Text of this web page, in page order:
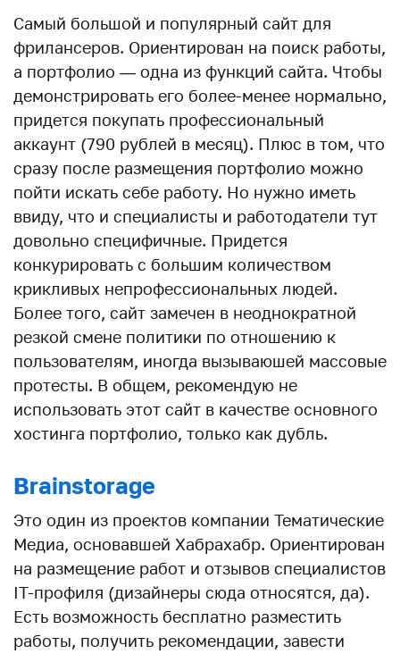
Самый большой и популярный сайт для
фрилансеров. Ориентирован на поиск работы,
а портфолио — одна из функций сайта. Чтобы
демонстрировать его более-менее нормально,
придется покупать профессиональный
аккаунт (790 рублей в месяц). Плюс в том, что
сразу после размещения портфолио можно
пойти искать себе работу. Но нужно иметь
ввиду, что и специалисты и работодатели тут
довольно специфичные. Придется
конкурировать с большим количеством
крикливых непрофессиональных людей.
Более того, сайт замечен в неоднократной
резкой смене политики по отношению к
пользователям, иногда вызываюшей массовые
протесты. В общем, рекомендую не
использовать этот сайт в качестве основного
хостинга портфолио, только как дубль.
Brainstorage
Это один из проектов компании Тематические
Медиа, основавшей Хабрахабр. Ориентирован
на размещение работ и отзывов специалистов
IT-профиля (дизайнеры сюда относятся, да).
Есть возможность бесплатно разместить
работы, получить рекомендации, завести